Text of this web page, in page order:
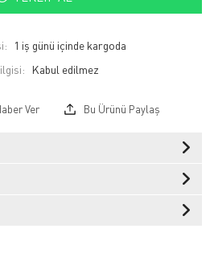
1 iş günü içinde kargoda
Ver Bu Ürünü Paylaş